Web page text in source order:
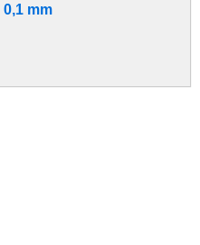
0,1 mm